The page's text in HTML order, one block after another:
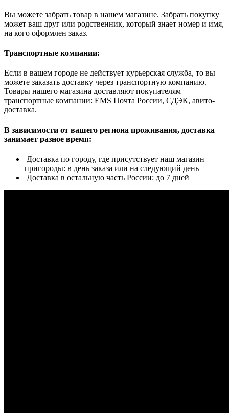
Вы можете забрать товар в нашем магазине. Забрать покупку
может ваш друг или родственник, который знает номер и имя,
на кого оформлен заказ.
Транспортные компании:
Если в вашем городе не действует курьерская служба, то вы
можете заказать доставку через транспортную компанию.
Товары нашего магазина доставляют покупателям
транспортные компании: EMS Почта России, СДЭК, авито-
доставка.
В зависимости от вашего региона проживания, доставка
занимает разное время:
Доставка по городу, где присутствует наш магазин +
пригороды: в день заказа или на следующий день
Доставка в остальную часть России: до 7 дней